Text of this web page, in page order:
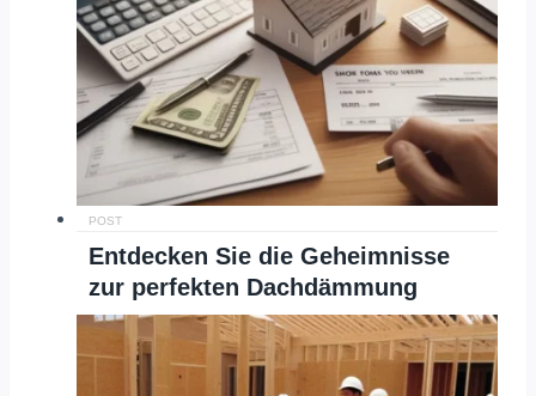
POST
Entdecken Sie die Geheimnisse
zur perfekten Dachdämmung